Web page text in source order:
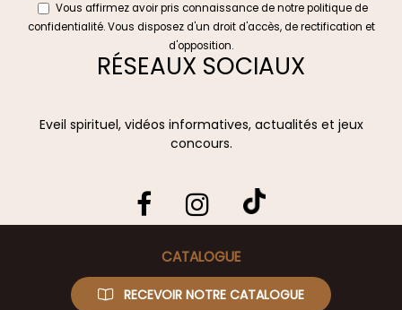
Vous affirmez avoir pris connaissance de notrepolitique de
confidentialité. Vous disposez d'un droit d'accès, de rectification et
d'opposition.
RÉSEAUX SOCIAUX
Eveil spirituel, vidéos informatives, actualités et jeux
concours.
CATALOGUE
RECEVOIR NOTRE CATALOGUE